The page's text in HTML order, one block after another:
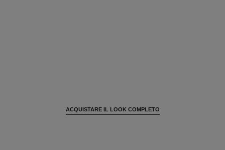
ACQUISTARE IL LOOK COMPLETO